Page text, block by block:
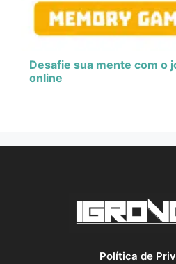
Desafie sua mente com o
online
Política de